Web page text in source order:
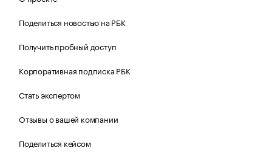
Поделиться новостью на РБК
Получить пробный доступ
Корпоративная подписка РБК
Стать экспертом
Отзывы о вашей компании
Поделиться кейсом